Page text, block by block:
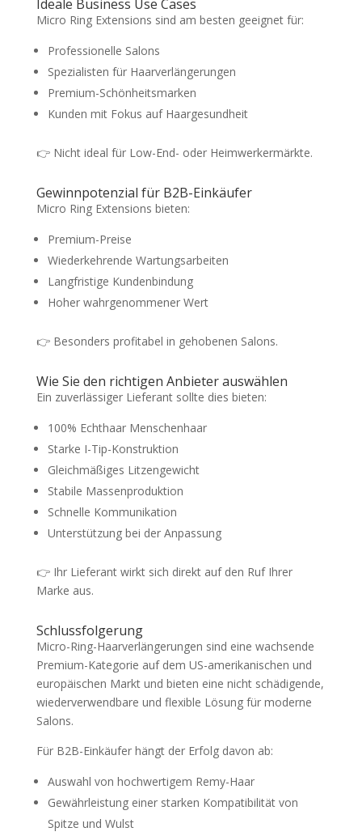
Ideale Business Use Cases
Micro Ring Extensions sind am besten geeignet für:
Professionelle Salons
Spezialisten für Haarverlängerungen
Premium-Schönheitsmarken
Kunden mit Fokus auf Haargesundheit
👉 Nicht ideal für Low-End- oder Heimwerkermärkte.
Gewinnpotenzial für B2B-Einkäufer
Micro Ring Extensions bieten:
Premium-Preise
Wiederkehrende Wartungsarbeiten
Langfristige Kundenbindung
Hoher wahrgenommener Wert
👉 Besonders profitabel in gehobenen Salons.
Wie Sie den richtigen Anbieter auswählen
Ein zuverlässiger Lieferant sollte dies bieten:
100% Echthaar Menschenhaar
Starke I-Tip-Konstruktion
Gleichmäßiges Litzengewicht
Stabile Massenproduktion
Schnelle Kommunikation
Unterstützung bei der Anpassung
👉 Ihr Lieferant wirkt sich direkt auf den Ruf Ihrer
Marke aus.
Schlussfolgerung
Micro-Ring-Haarverlängerungen sind eine wachsende
Premium-Kategorie auf dem US-amerikanischen und
europäischen Markt und bieten eine nicht schädigende,
wiederverwendbare und flexible Lösung für moderne
Salons.
Für B2B-Einkäufer hängt der Erfolg davon ab:
Auswahl von hochwertigem Remy-Haar
Gewährleistung einer starken Kompatibilität von
Spitze und Wulst